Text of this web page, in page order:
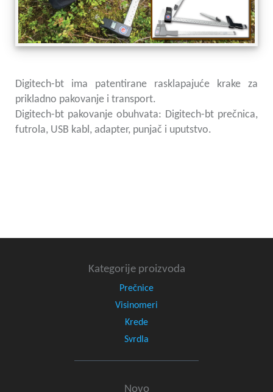
Digitech-bt ima patentirane rasklapajuće krake za
prikladno pakovanje i transport.
Digitech-bt pakovanje obuhvata: Digitech-bt prečnica,
futrola, USB kabl, adapter, punjač i uputstvo.
Kategorije proizvoda
Prečnice
Visinomeri
Krede
Svrdla
Novo